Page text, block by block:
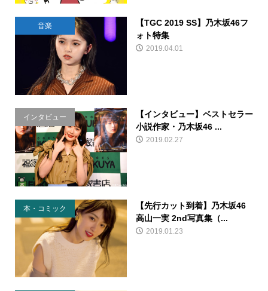
音楽
【TGC 2019 SS】乃木坂46フ
ォト特集
2019.04.01
インタビュー
【インタビュー】ベストセラー
小説作家・乃木坂46 ...
2019.02.27
本・コミック
【先行カット到着】乃木坂46
高山一実 2nd写真集（...
2019.01.23